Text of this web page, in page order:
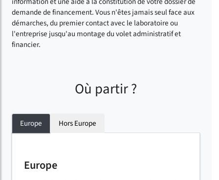
demande de financement. Vous n'êtes jamais seul face aux
démarches, du premier contact avec le laboratoire ou
l'entreprise jusqu'au montage du volet administratif et
financier.
Où partir ?
Europe Hors Europe
Europe